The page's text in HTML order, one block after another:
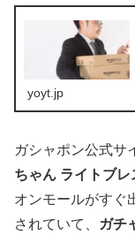
yoyt.jp
ガシャポン公式サ
ちゃん ライトブレ
オンモールがすぐ
されていて、
ガチ